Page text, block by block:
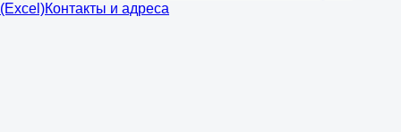
(Excel)Контакты и адреса